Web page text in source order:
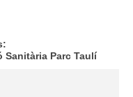
Sanitària Parc Taulí